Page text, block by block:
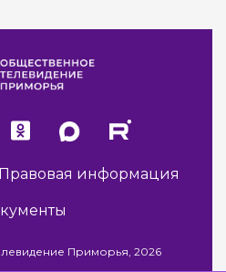
Правовая информация
Приморья, 2026